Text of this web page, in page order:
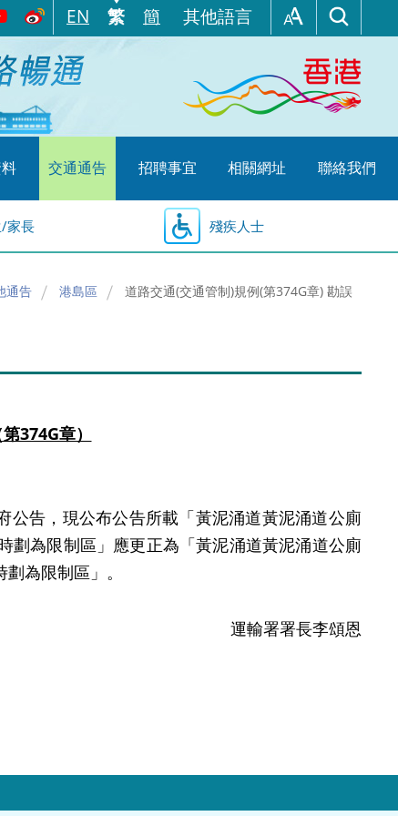
EN 繁 簡 其他語言
交通通告 招聘事宜 相關網址 聯絡我們
家長 殘疾人士
通告 港島區 道路交通(交通管制)規例(第374G章) 勘誤
374G章）
告，現公布公告所載「黃泥涌道黃泥涌道公廁
劃為限制區」應更正為「黃泥涌道黃泥涌道公廁
為限制區」。
運輸署署長李頌恩